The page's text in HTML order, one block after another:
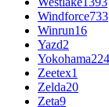
Windforce733
Winrun16
Yazd2
Yokohama
Zeetex1
Zelda20
Zeta9